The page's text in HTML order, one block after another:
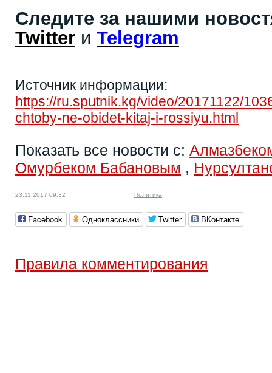
Следите за нашими
Twitter и Telegram
Источник информации:
https://ru.sputnik.kg/video/20171122/
chtoby-ne-obidet-kitaj-i-rossiyu.html
Показать все новости с:
Омурбеком Бабановым ,
23.11.2017 09:32 Политика
Facebook Одноклассники Twitter ВКонтакте
Правила комментирования